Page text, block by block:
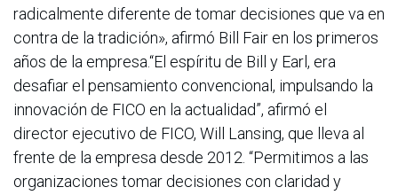
radicalmente diferente de tomar decisiones que va en
contra de la tradición», afirmó Bill Fair en los primeros
años de la empresa.“El espíritu de Bill y Earl, era
desafiar el pensamiento convencional, impulsando la
innovación de FICO en la actualidad”, afirmó el
director ejecutivo de FICO, Will Lansing, que lleva al
frente de la empresa desde 2012. “Permitimos a las
organizaciones tomar decisiones con claridad y